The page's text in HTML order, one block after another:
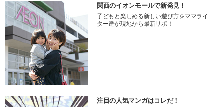
関西のイオンモールで新発見！
子どもと楽しめる新しい遊び方をママライ
ター達が現地から最新リポ！
注目の人気マンガはコレだ！